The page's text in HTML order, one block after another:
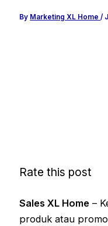
By Marketing XL Home/
Rate this post
Sales XL Home –
produk atau